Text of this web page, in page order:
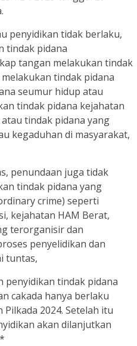
penyidikan tidak berlaku,
tindak pidana
tangan melakukan tindak
tindak pidana
seumur hidup atau
tindak pidana kejahatan
tindak pidana yang
kegaduhan di masyarakat,
penundaan juga tidak
tindak pidana yang
crime) seperti
kejahatan HAM Berat,
terorganisir dan
penyelidikan dan
tuntas,
penyidikan tindak pidana
cakada hanya berlaku
2024. Setelah itu
akan dilanjutkan